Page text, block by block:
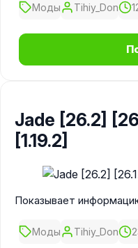
Моды Tihiy_Don
Jade [26.2]
[1.19.2]
Показывает
Моды Tihiy_Don